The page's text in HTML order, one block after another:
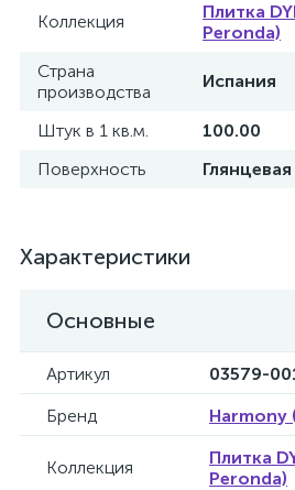
Коллекция
Плитка
Peronda)
Страна
производства
Испания
Штук в 1 кв.м.
100.00
Поверхность
Глянцевая
Характеристики
Основные
Артикул
03579-
Бренд
Harmony
Коллекция
Плитка
Peronda)